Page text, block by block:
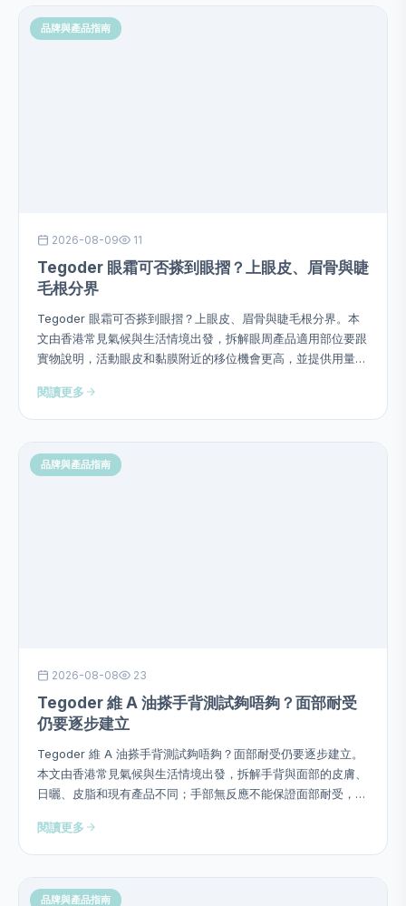
品牌與產品指南
2026-08-09 11
Tegoder 眼霜可否搽到眼摺？上眼皮、眉骨與睫
毛根分界
Tegoder 眼霜可否搽到眼摺？上眼皮、眉骨與睫毛根分界。本
文由香港常見氣候與生活情境出發，拆解眼周產品適用部位要跟
實物說明，活動眼皮和黏膜附近的移位機會更高，並提供用量、
度功效承諾。
閱讀更多
品牌與產品指南
2026-08-08 23
Tegoder 維 A 油搽手背測試夠唔夠？面部耐受
仍要逐步建立
Tegoder 維 A 油搽手背測試夠唔夠？面部耐受仍要逐步建立。
本文由香港常見氣候與生活情境出發，拆解手背與面部的皮膚、
日曬、皮脂和現有產品不同；手部無反應不能保證面部耐受，並
成分或作過度功效承諾。
閱讀更多
品牌與產品指南